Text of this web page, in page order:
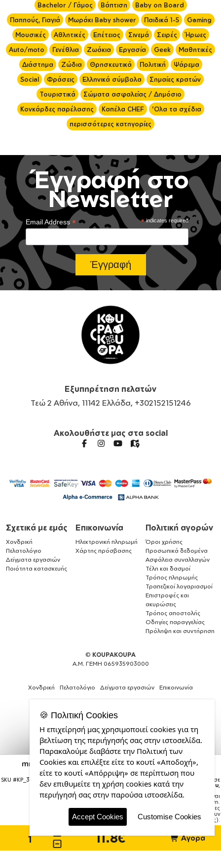
mr gingerbread, Κούπα χρωματιστή πορτοκαλί,
κεραμική, 330ml
SKU #KP_3724_11ozcORANGE Η παραγγελία σας θα παραδοθεί σε
courier έως τηνΤρίτη 18 Αυγούστου,
Σημείωση:Η παράδοση στο courier είναι
εκτιμώμενη.
1–3 εργάσιμες
ημέρες (ενδέχεται να υπάρξουν
καθυστερήσεις).
11.8€ Αγορά
Bachelor / Γάμος
Βάπτιση
Baby on Board
Παππούς, Γιαγιά
Μωράκι Baby shower Παιδικά 1-5
Gaming
Μουσικές
Αθλητικές Επέτειος Σινεμά Σειρές
Ήρωες
Auto/moto
Γενέθλια Ζωάκια Εργασία Geek
Μαθητικές
Διάστημα
Ζώδια Θρησκευτικά Πολιτική
Ψάρεμα
Social
Φράσεις Ελληνικά σύμβολα
Σημαίες κρατών
Τουριστικά
Σώματα ασφαλείας / Δημόσιο
Κονκάρδες παρέλασης
Καπέλα CHEF
'Ολα τα σχέδια
περισσότερες κατηγορίες
Έγγραφή στο
Newsletter
*indicates required
Email Address*
Εξυπηρέτηση πελατών
Τεώ 2 Αθήνα, 11142 Ελλάδα, +302152151246
Ακολουθήστε μας στα social
Σχετικά με εμάς
Χονδρική
Πελατολόγιο
Δείγματα εργασιών
Ποιότητα κατασκευής
Επικοινωνία
Ηλεκτρονική πληρωμή
Χάρτης πρόσβασης
Πολιτική αγορών
Όροι χρήσης
Προσωπικά δεδομένα
Ασφάλεια συναλλαγών
Τέλη και δασμοί
Τρόπος πληρωμής
Τραπεζικοί λογαριασμοί
Επιστροφές και
ακυρώσεις
Τρόπος αποστολής
Οδηγίες παραγγελίας
Πρόληψη και συντήρηση
© KOUPAKOUPA
Α.Μ. ΓΕΜΗ 065935903000
Χονδρική Πελατολόγιο Δείγματα εργασιών Επικοινωνία
Web
Design,
Social
Media
&
SEO
Agency
από
την
CDL.gr
🍪 Πολιτική Cookies
Η επιχείρησή μας χρησιμοποιεί cookies για τη
βελτίωση της περιήγησής σας στην ιστοσελίδα.
Παρακαλούμε διαβάστε την Πολιτική των
Cookies και επιλέξτε είτε το κουτί «Αποδοχή»,
είτε το κουτί «Απόρριψη» σε περίπτωση που
δεν επιθυμείτε τη χρήση cookies κατά την
περιήγησή σας στην παρούσα ιστοσελίδα.
Accept Cookies Customise Cookies